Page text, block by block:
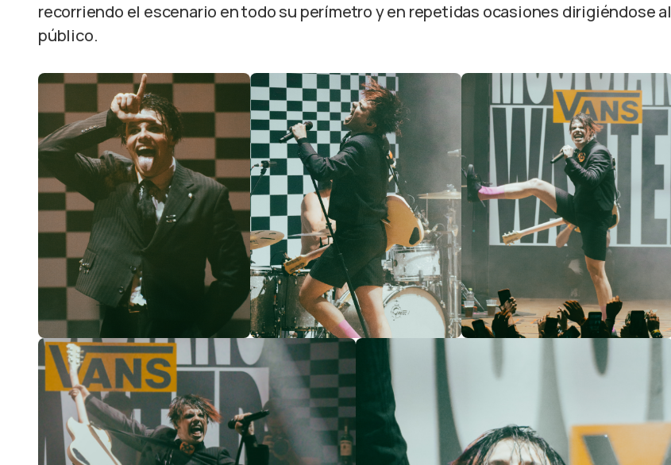
recorriendo el escenario en todo su perímetro y en repetidas ocasiones dirigiéndose al
público.